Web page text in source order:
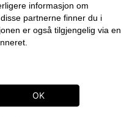
informasjon om
partnerne finner du i
er også tilgjengelig via en
OK